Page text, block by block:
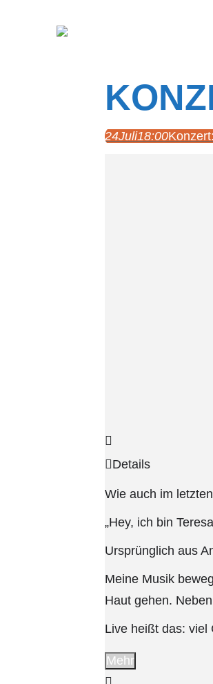
24Juli18:00
Details
Wie auch im
„Hey, ich bin
Ursprünglich aus
Meine Musik
Haut gehen.
Live heißt das: viel
Mehr